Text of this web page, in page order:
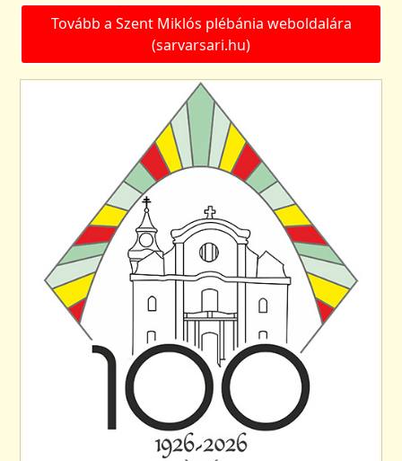
Tovább a Szent Miklós plébánia weboldalára
(sarvarsari.hu)